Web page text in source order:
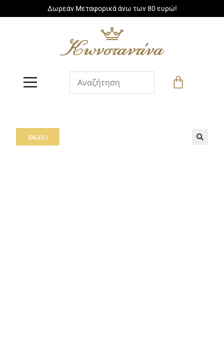
Δωρεάν Μεταφορικά άνω των 80 ευρώ!
SALES !